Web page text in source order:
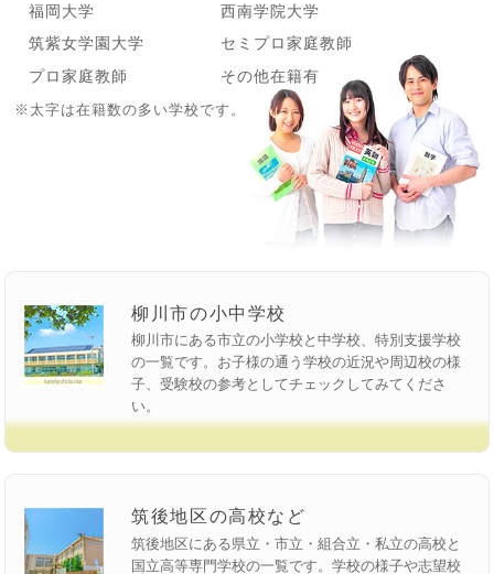
福岡大学
西南学院大学
筑紫女学園大学
セミプロ家庭教師
プロ家庭教師
その他在籍有
※太字は在籍数の多い学校です。
柳川市の小中学校
柳川市にある市立の小学校と中学校、特別支援学校
の一覧です。お子様の通う学校の近況や周辺校の様
子、受験校の参考としてチェックしてみてくださ
い。
筑後地区の高校など
筑後地区にある県立・市立・組合立・私立の高校と
国立高等専門学校の一覧です。学校の様子や志望校